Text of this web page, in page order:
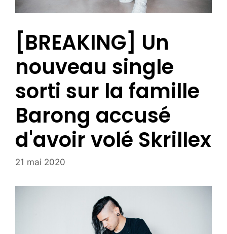
[BREAKING] Un
nouveau single
sorti sur la famille
Barong accusé
d'avoir volé Skrillex
21 mai 2020